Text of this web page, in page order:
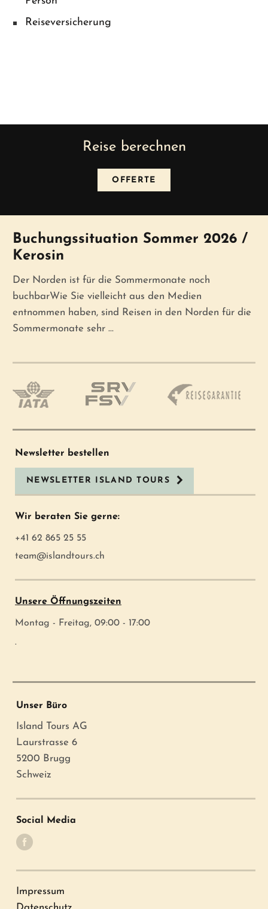
Reiseversicherung
Reise berechnen
OFFERTE
Buchungssituation Sommer 2026 /
Kerosin
Der Norden ist für die Sommermonate noch
buchbarWie Sie vielleicht aus den Medien
entnommen haben, sind Reisen in den Norden für die
Sommermonate sehr ...
Newsletter bestellen
NEWSLETTER ISLAND TOURS
Wir beraten Sie gerne:
+41 62 865 25 55
team@islandtours.ch
Unsere Öffnungszeiten
Montag - Freitag, 09:00 - 17:00
.
Unser Büro
Island Tours AG
Laurstrasse 6
5200 Brugg
Schweiz
Social Media
Impressum